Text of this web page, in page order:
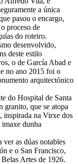
a única
pasou o encargo,
proceso de
do roteiro.
desenvolvido,
deste estilo
o de García Abad e
no ano 2015 foi o
arquitectónico
do Hospital de Santa
granito, que se atopa
inspirada na Virxe dos
dunha
as dúas notables
e o San Francisco,
Artes de 1926.